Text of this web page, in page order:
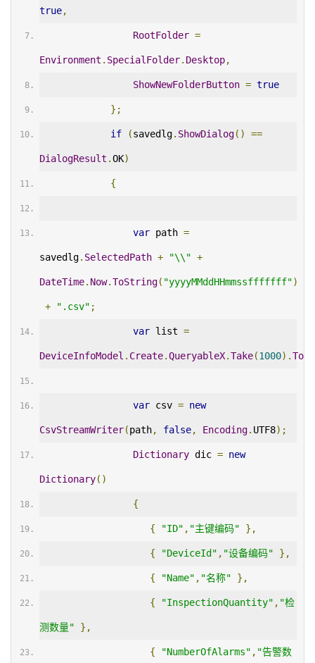
true,
RootFolder =
Environment . SpecialFolder. Desktop,
ShowNewFolderButton = true
};
if (savedlg. ShowDialog() ==
DialogResult .OK)
{
var path =
savedlg. SelectedPath + "\\" +
DateTime. Now.ToString( "yyyyMMddHHmmssfffffff")
+ ".csv" ;
var list =
DeviceInfoModel . Create.QueryableX.Take(1000).
var csv = new
CsvStreamWriter(path, false, Encoding. UTF8);
Dictionary dic = new
Dictionary()
{
{ "ID" , "主键编码" },
{ "DeviceId" , "设备编码" },
{ "Name" , "名称" },
{ "InspectionQuantity" , "检
测数量" },
{ "NumberOfAlarms" , "告警数